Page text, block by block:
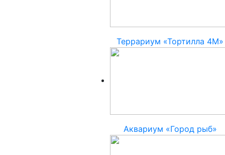
Террариум «Тортилла 4М»
Аквариум «Город рыб»